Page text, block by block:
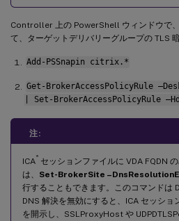
Controller 上の PowerShell ウィンドウで
て、ターゲットデリバリーグループの TLS
Add-PSSnapin citrix.*
Get-BrokerAccessPolicyRule
| Set-BrokerAccessPolicyRule
注:
ICA®
セッションファイルに VDA FQDN
は、 Set-BrokerSite
行することもできます。このコマンドは
DNS 解決を無効にすると、ICA セッショ
を開示し、SSLProxyHost や